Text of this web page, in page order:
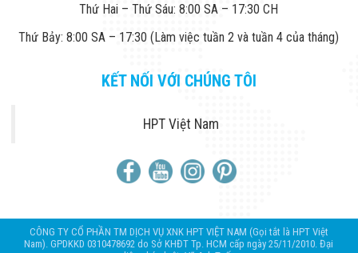
Thứ Hai – Thứ Sáu: 8:00 SA – 17:30 CH
Thứ Bảy: 8:00 SA – 17:30 (Làm việc tuần 2 và tuần 4 của tháng)
KẾT NỐI VỚI CHÚNG TÔI
HPT Việt Nam
CÔNG TY CỔ PHẦN TM DỊCH VỤ XNK HPT VIỆT NAM (Gọi tắt là HPT Việt
Nam). GPDKKD 0310478692 do Sở KHĐT Tp. HCM cấp ngày 25/11/2010. Đại